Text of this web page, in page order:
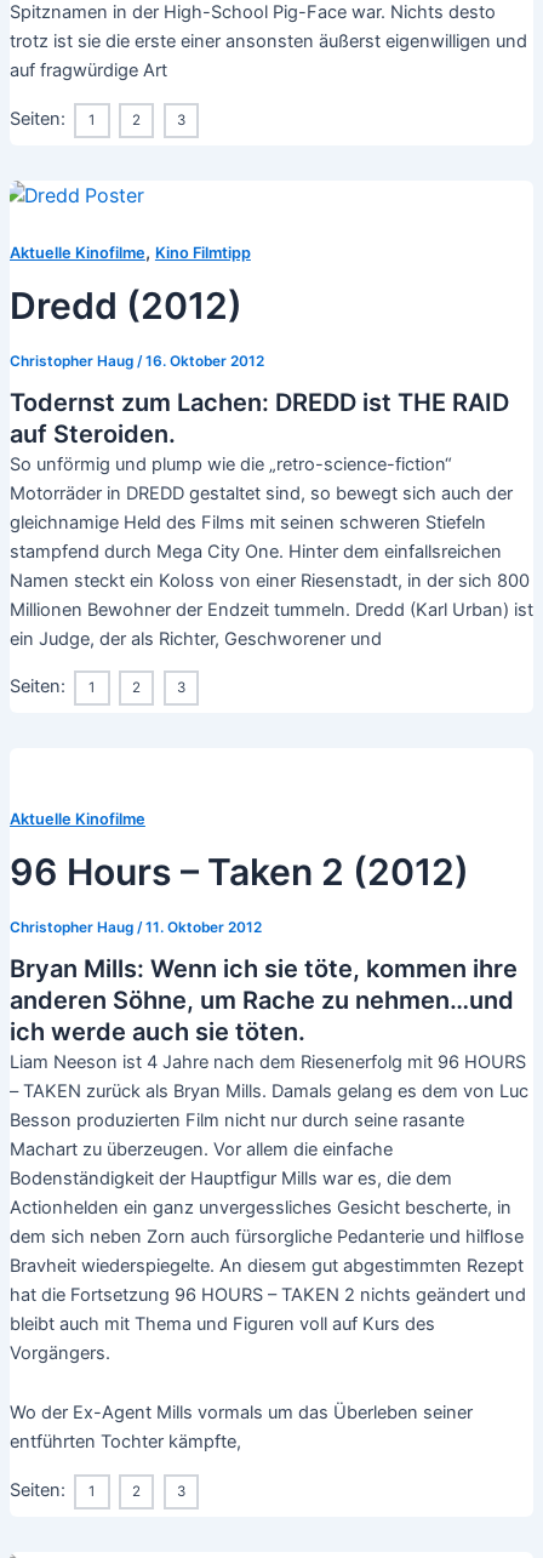
Spitznamen in der High-School Pig-Face war. Nichts desto
trotz ist sie die erste einer ansonsten äußerst eigenwilligen und
auf fragwürdige Art
Seiten: 1 2 3
Aktuelle Kinofilme, Kino Filmtipp
Dredd (2012)
Christopher Haug /16. Oktober 2012
Todernst zum Lachen: DREDD ist THE RAID
auf Steroiden.
So unförmig und plump wie die „retro-science-fiction“
Motorräder in DREDD gestaltet sind, so bewegt sich auch der
gleichnamige Held des Films mit seinen schweren Stiefeln
stampfend durch Mega City One. Hinter dem einfallsreichen
Namen steckt ein Koloss von einer Riesenstadt, in der sich 800
Millionen Bewohner der Endzeit tummeln. Dredd (Karl Urban) ist
ein Judge, der als Richter, Geschworener und
Seiten: 1 2 3
Aktuelle Kinofilme
96 Hours – Taken 2 (2012)
Christopher Haug /11. Oktober 2012
Bryan Mills: Wenn ich sie töte, kommen ihre
anderen Söhne, um Rache zu nehmen…und
ich werde auch sie töten.
Liam Neeson ist 4 Jahre nach dem Riesenerfolg mit 96 HOURS
– TAKEN zurück als Bryan Mills. Damals gelang es dem von Luc
Besson produzierten Film nicht nur durch seine rasante
Machart zu überzeugen. Vor allem die einfache
Bodenständigkeit der Hauptfigur Mills war es, die dem
Actionhelden ein ganz unvergessliches Gesicht bescherte, in
dem sich neben Zorn auch fürsorgliche Pedanterie und hilflose
Bravheit wiederspiegelte. An diesem gut abgestimmten Rezept
hat die Fortsetzung 96 HOURS – TAKEN 2 nichts geändert und
bleibt auch mit Thema und Figuren voll auf Kurs des
Vorgängers.
Wo der Ex-Agent Mills vormals um das Überleben seiner
entführten Tochter kämpfte,
Seiten: 1 2 3